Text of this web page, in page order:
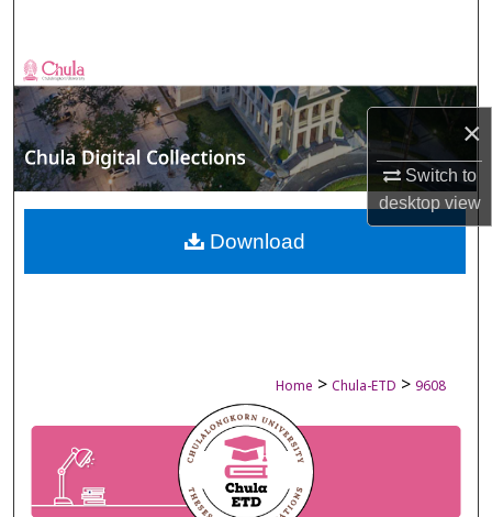
×
Switch to
desktopview
Browse Collections
My Account
About
Digital Commons Network™
Home > Chula-ETD > 9608
Download